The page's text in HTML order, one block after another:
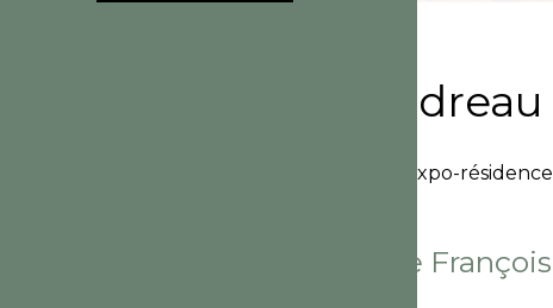
Maryse Goudreau
| Expo-
Juin 2012 – Musée